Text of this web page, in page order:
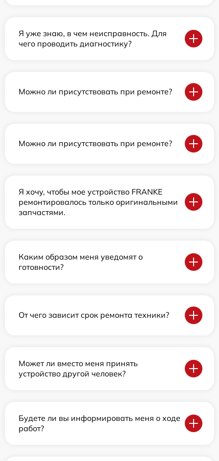
Я уже знаю, в чем неисправность. Для
чего проводить диагностику?
Можно ли присутствовать при ремонте?
Можно ли присутствовать при ремонте?
Я хочу, чтобы мое устройство FRANKE
ремонтировалось только оригинальными
запчастями.
Каким образом меня уведомят о
готовности?
От чего зависит срок ремонта техники?
Может ли вместо меня принять
устройство другой человек?
Будете ли вы информировать меня о ходе
работ?